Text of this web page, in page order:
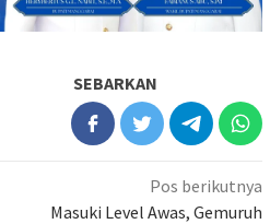
SEBARKAN
Pos berikutnya
Masuki Level Awas, Gemuruh